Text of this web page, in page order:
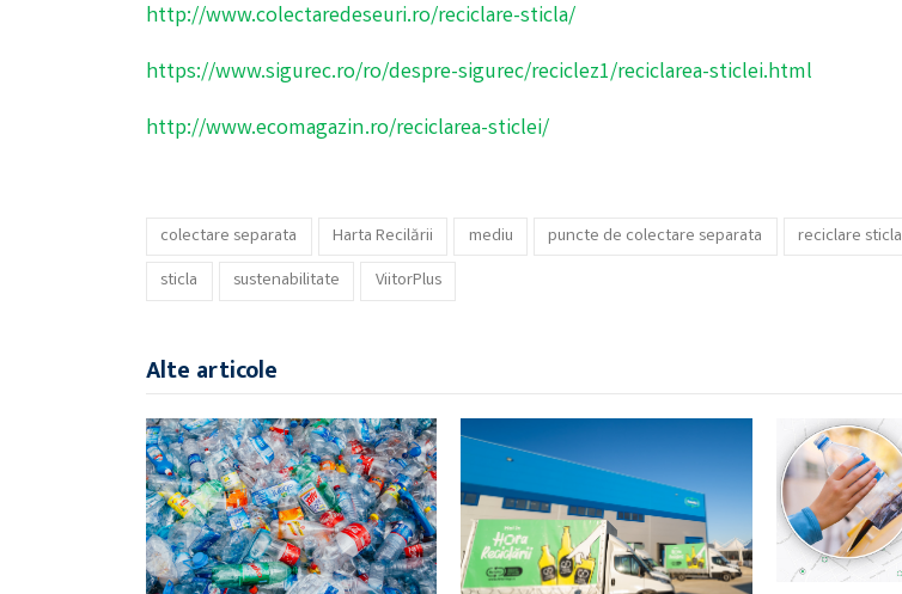
http://www.colectaredeseuri.ro/reciclare-sticla/
https://www.sigurec.ro/ro/despre-sigurec/reciclez1/reciclarea-sticlei.html
http://www.ecomagazin.ro/reciclarea-sticlei/
colectare separata Harta Recilării mediu puncte de colectare separata reciclare sticla
sticla
sustenabilitate ViitorPlus
Alte articole